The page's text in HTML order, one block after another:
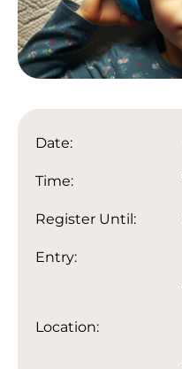
Date:
Time:
Register Until:
Entry:
Location: